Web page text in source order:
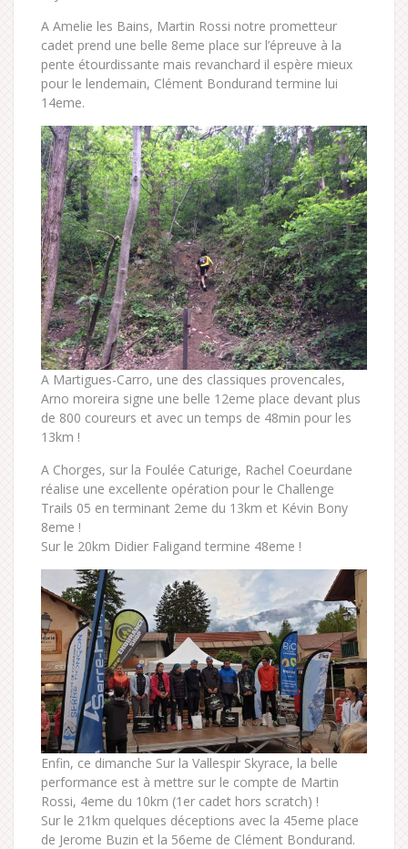
A Amelie les Bains, Martin Rossi notre prometteur
cadet prend une belle 8eme place sur l’épreuve à la
pente étourdissante mais revanchard il espère mieux
pour le lendemain, Clément Bondurand termine lui
14eme.
A Martigues-Carro, une des classiques provencales,
Arno moreira signe une belle 12eme place devant plus
de 800 coureurs et avec un temps de 48min pour les
13km !
A Chorges, sur la Foulée Caturige, Rachel Coeurdane
réalise une excellente opération pour le Challenge
Trails 05 en terminant 2eme du 13km et Kévin Bony
8eme !
Sur le 20km Didier Faligand termine 48eme !
Enfin, ce dimanche Sur la Vallespir Skyrace, la belle
performance est à mettre sur le compte de Martin
Rossi, 4eme du 10km (1er cadet hors scratch) !
Sur le 21km quelques déceptions avec la 45eme place
de Jerome Buzin et la 56eme de Clément Bondurand.